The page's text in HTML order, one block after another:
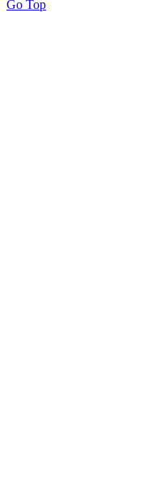
Go Top